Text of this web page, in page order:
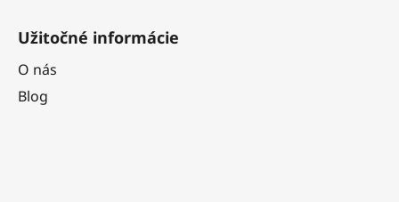
Užitočné informácie
O nás
Blog